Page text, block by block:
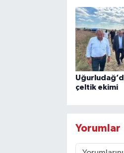
çeltik ekimi
Yorumlar